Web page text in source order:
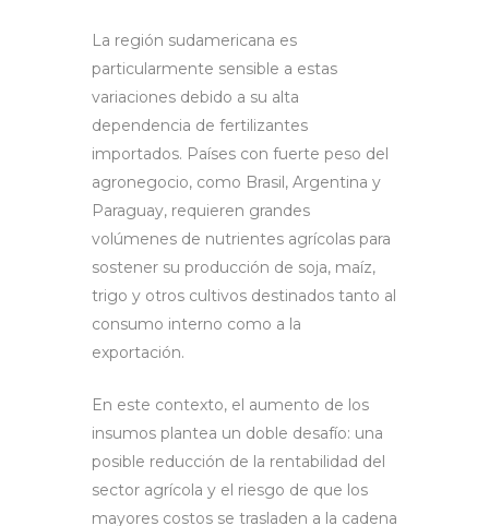
La región sudamericana es
particularmente sensible a estas
variaciones debido a su alta
dependencia de fertilizantes
importados. Países con fuerte peso del
agronegocio, como Brasil, Argentina y
Paraguay, requieren grandes
volúmenes de nutrientes agrícolas para
sostener su producción de soja, maíz,
trigo y otros cultivos destinados tanto al
consumo interno como a la
exportación.
En este contexto, el aumento de los
insumos plantea un doble desafío: una
posible reducción de la rentabilidad del
sector agrícola y el riesgo de que los
mayores costos se trasladen a la cadena